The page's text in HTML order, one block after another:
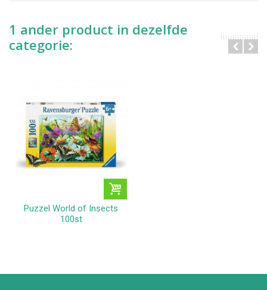
1 ander product in dezelfde
categorie:
Puzzel World of Insects
100st